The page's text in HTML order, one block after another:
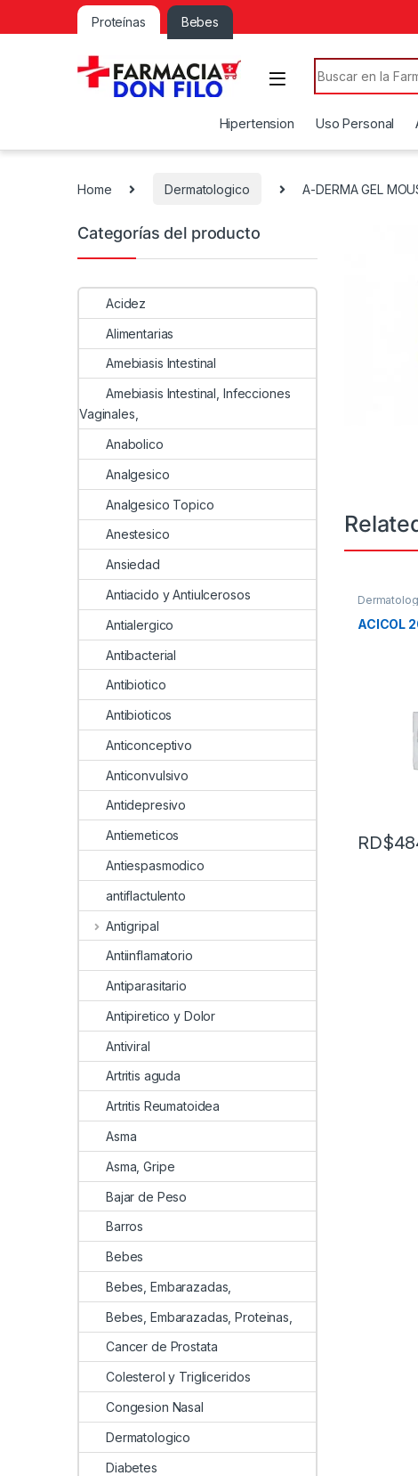
Proteínas Bebes
Search for:
Hipertension Uso Personal
Home Dermatologico A-DERMA GEL
ACICOL
RD$
Categorías del producto
Acidez
Alimentarias
Amebiasis Intestinal
Amebiasis Intestinal, Infecciones
Vaginales,
Anabolico
Analgesico
Analgesico Topico
Anestesico
Ansiedad
Antiacido y Antiulcerosos
Antialergico
Antibacterial
Antibiotico
Antibioticos
Anticonceptivo
Anticonvulsivo
Antidepresivo
Antiemeticos
Antiespasmodico
antiflactulento
Antigripal
Antiinflamatorio
Antiparasitario
Antipiretico y Dolor
Antiviral
Artritis aguda
Artritis Reumatoidea
Asma
Asma, Gripe
Bajar de Peso
Barros
Bebes
Bebes, Embarazadas,
Bebes, Embarazadas, Proteinas,
Cancer de Prostata
Colesterol y Trigliceridos
Congesion Nasal
Dermatologico
Diabetes